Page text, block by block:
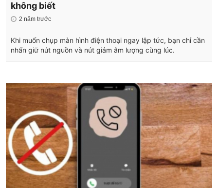
không biết
2 năm trước
Khi muốn chụp màn hình điện thoại ngay lập tức, bạn chỉ cần
nhấn giữ nút nguồn và nút giảm âm lượng cùng lúc.